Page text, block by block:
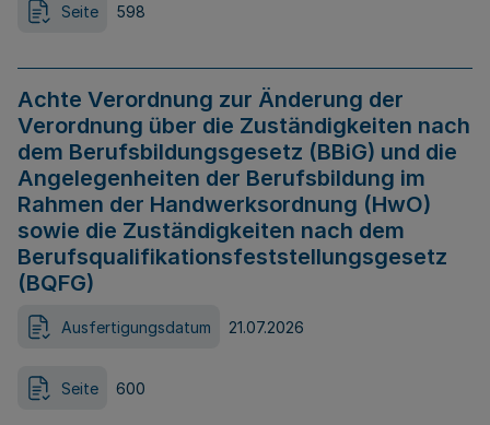
Seite 598
Achte Verordnung zur Änderung der
Verordnung über die Zuständigkeiten nach
dem Berufsbildungsgesetz (BBiG) und die
Angelegenheiten der Berufsbildung im
Rahmen der Handwerksordnung (HwO)
sowie die Zuständigkeiten nach dem
Berufsqualifikationsfeststellungsgesetz
(BQFG)
Ausfertigungsdatum 21.07.2026
Seite 600